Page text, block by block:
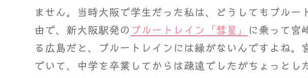
ません。当時大阪で学生だった私は、どうしてもブルー
由で、新大阪駅発の ブルートレイン「彗星」
に乗って宮
る広島だと、ブルートレインには縁がないんですよね。
でいて、中学を卒業してからは疎遠でしたがちょっとし